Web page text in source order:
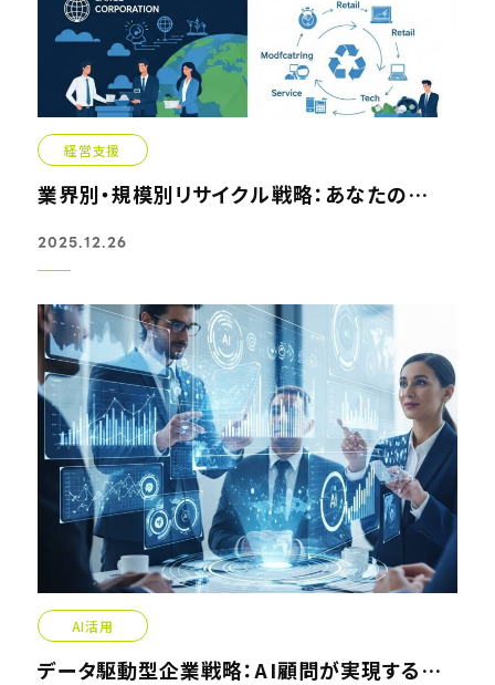
経営支援
業界別・規模別リサイクル戦略：あなたの会社に最適な取り組...
2025.12.26
AI活用
データ駆動型企業戦略：AI顧問が実現する意思決定の革新